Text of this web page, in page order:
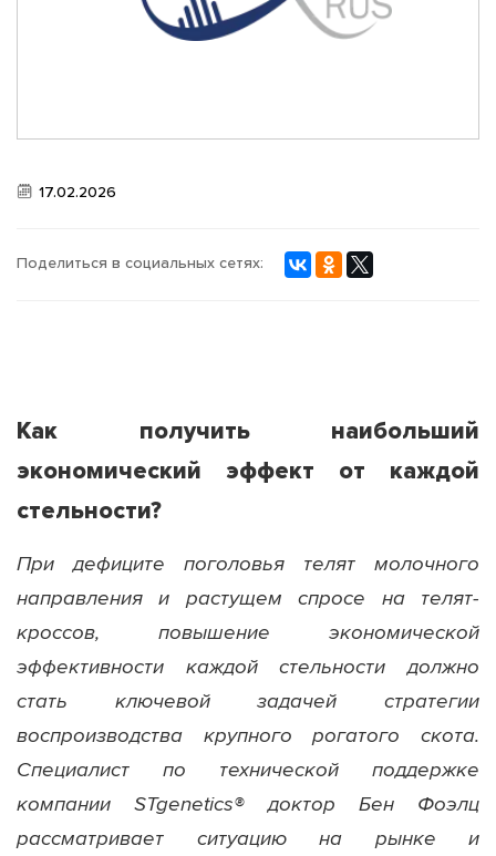
17.02.2026
Поделиться в социальных сетях:
Как получить наибольший
экономический эффект от каждой
стельности?
При дефиците поголовья телят молочного
направления и растущем спросе на телят-
кроссов, повышение экономической
эффективности каждой стельности должно
стать ключевой задачей стратегии
воспроизводства крупного рогатого скота.
Специалист по технической поддержке
компании STgenetics® доктор Бен Фоэлц
рассматривает ситуацию на рынке и